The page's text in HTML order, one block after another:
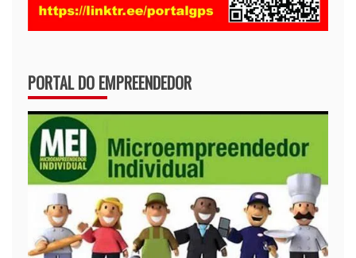
PORTAL DO EMPREENDEDOR